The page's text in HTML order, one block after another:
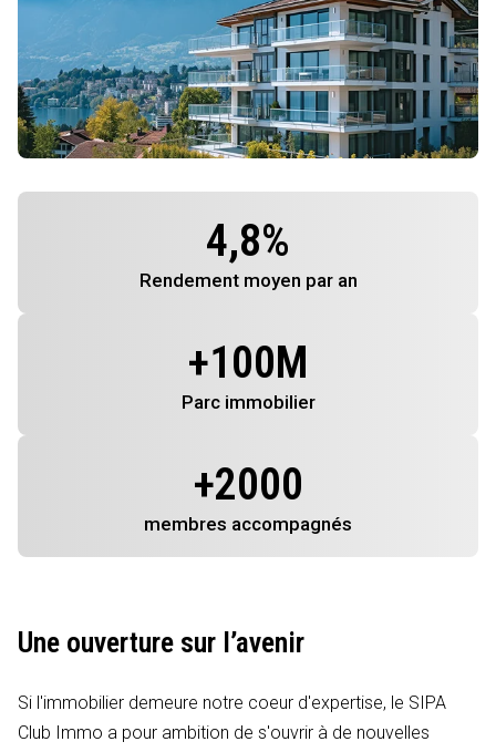
4,8%
Rendement moyen par an
+100M
Parc immobilier
+2000
membres accompagnés
Une ouverture sur l’avenir
Si l'immobilier demeure notre coeur d'expertise, le SIPA
Club Immo a pour ambition de s'ouvrir à de nouvelles